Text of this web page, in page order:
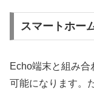
スマートホー
Echo端末と組み
可能になります。